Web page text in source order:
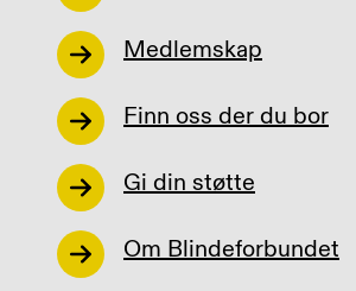
Medlemskap
Finn oss der du bor
Gi din støtte
Om Blindeforbundet